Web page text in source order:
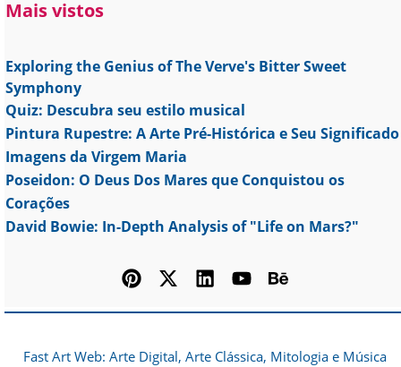
Mais vistos
Exploring the Genius of The Verve's Bitter Sweet
Symphony
Quiz: Descubra seu estilo musical
Pintura Rupestre: A Arte Pré-Histórica e Seu Significado
Imagens da Virgem Maria
Poseidon: O Deus Dos Mares que Conquistou os
Corações
David Bowie: In-Depth Analysis of "Life on Mars?"
Fast Art Web: Arte Digital, Arte Clássica, Mitologia e Música